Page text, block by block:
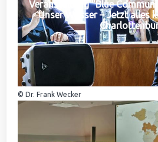
Veranstaltung "Blue
Unser Wasser – Jetzt alles
© Dr. Frank Wecker